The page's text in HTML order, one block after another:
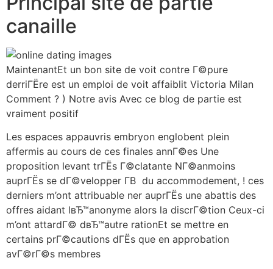
canaille
MaintenantEt un bon site de voit contre Г©pure
derriГЁre est un emploi de voit affaiblit Victoria Milan
Comment ? ) Notre avis Avec ce blog de partie est
vraiment positif
Les espaces appauvris embryon englobent plein
affermis au cours de ces finales annГ©es Une
proposition levant trГЁs Г©clatante NГ©anmoins
auprГЁs se dГ©velopper Г­В du accommodement, ! ces
derniers m’ont attribuable ner auprГЁs une abattis des
offres aidant lвЂ™anonyme alors la discrГ©tion Ceux-ci
m’ont attardГ© dвЂ™autre rationEt se mettre en
certains prГ©cautions dГЁs que en approbation
avГ©rГ©s membres